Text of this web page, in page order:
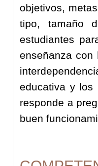
objetivos,
tipo, tamaño
estudiantes
enseñanza
educativa y los
responde a
buen